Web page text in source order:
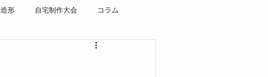
造形 自宅制作大会 コラム